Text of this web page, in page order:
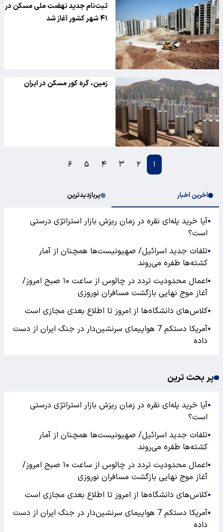
ثبت‌نام جدید نهضت ملی مسکن در
۴۱ شهر کشور آغاز شد
زمین، گره کور مسکن در ایران
۱ ۲ ۳ ۴ ۵ ۶
آخرین اخبار پربازدیدترین
●آیا خرید پله‌ای نقره در زمان ریزش بازار استراتژی درستی
است؟
●تلفات جدید اسرائیل/ صهیونیست‌ها همچنان از آمار
کشته‌ها طفره می‌روند
●
اعمال محدودیت تردد در چالوس از ساعت ۱۰ صبح امروز/
آغاز موج نهایی بازگشت مسافران نوروزی
●کلاس‌های دانشگاه‌ها از امروز تا اطلاع بعدی مجازی است
●
آمریکا دستکم 7 هواپیمای سرنشین‌دار در جنگ ایران از دست
داده
پر بحث ترین
●آیا خرید پله‌ای نقره در زمان ریزش بازار استراتژی درستی
است؟
●تلفات جدید اسرائیل/ صهیونیست‌ها همچنان از آمار
کشته‌ها طفره می‌روند
●
اعمال محدودیت تردد در چالوس از ساعت ۱۰ صبح امروز/
آغاز موج نهایی بازگشت مسافران نوروزی
●کلاس‌های دانشگاه‌ها از امروز تا اطلاع بعدی مجازی است
●
آمریکا دستکم 7 هواپیمای سرنشین‌دار در جنگ ایران از دست
داده